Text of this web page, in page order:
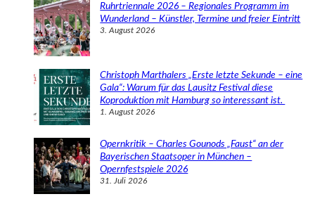
Ruhrtriennale 2026 – Regionales Programm im
Wunderland – Künstler, Termine und freier Eintritt
3. August 2026
Christoph Marthalers „Erste letzte Sekunde – eine
Gala“: Warum für das Lausitz Festival diese
Koproduktion mit Hamburg so interessant ist.
1. August 2026
Opernkritik – Charles Gounods „Faust“ an der
Bayerischen Staatsoper in München –
Opernfestspiele 2026
31. Juli 2026